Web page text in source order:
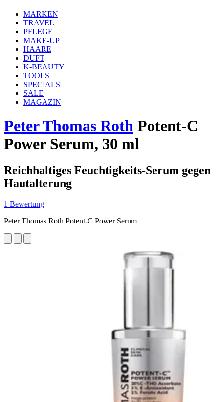
MARKEN
TRAVEL
PFLEGE
MAKE-UP
HAARE
DUFT
K-BEAUTY
TOOLS
SPECIALS
SALE
MAGAZIN
Peter Thomas Roth Potent-C
Power Serum, 30 ml
Reichhaltiges Feuchtigkeits-Serum gegen
Hautalterung
1 Bewertung
Peter Thomas Roth Potent-C Power Serum